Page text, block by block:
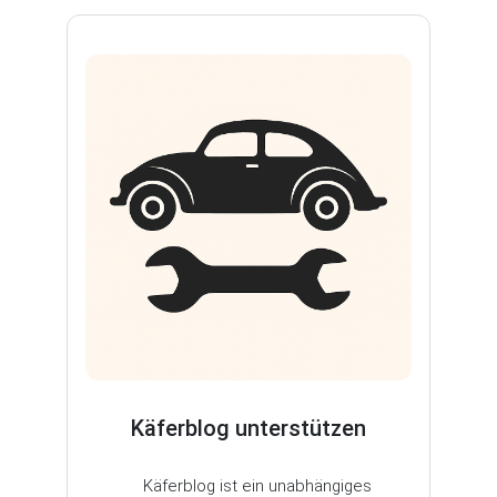
Käferblog unterstützen
Käferblog ist ein unabhängiges